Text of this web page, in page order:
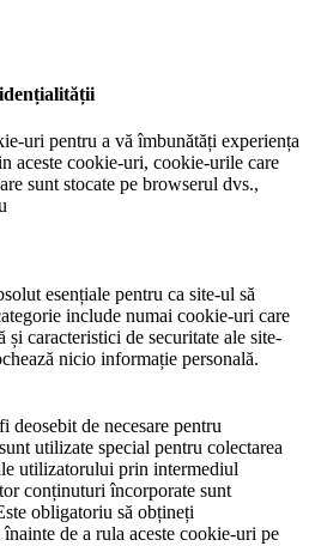
uri pentru a vă îmbunătăți experiența
aceste cookie-uri, cookie-urile care
sunt stocate pe browserul dvs.,
esențiale pentru ca site-ul să
include numai cookie-uri care
caracteristici de securitate ale site-
nicio informație personală.
de necesare pentru
utilizate special pentru colectarea
utilizatorului prin intermediul
conținuturi încorporate sunt
obligatoriu să obțineți
de a rula aceste cookie-uri pe